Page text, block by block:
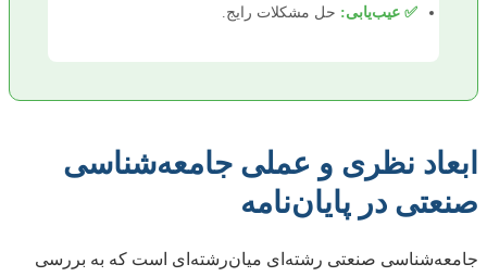
✅ عیب‌یابی: حل مشکلات رایج.
ابعاد نظری و عملی جامعه‌شناسی
صنعتی در پایان‌نامه
جامعه‌شناسی صنعتی رشته‌ای میان‌رشته‌ای است که به بررسی